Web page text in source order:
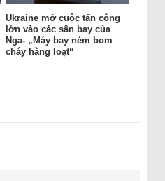
Ukraine mở cuộc tấn công
lớn vào các sân bay của
Nga- „Máy bay ném bom
cháy hàng loạt“